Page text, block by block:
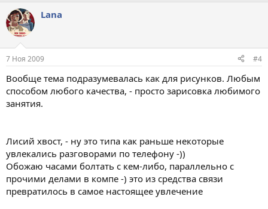
Lana
7 Ноя 2009 #4
Вообще тема подразумевалась как для рисунков. Любым
способом любого качества, - просто зарисовка любимого
занятия.
Лисий хвост, - ну это типа как раньше некоторые
увлекались разговорами по телефону -))
Обожаю часами болтать с кем-либо, параллельно с
прочими делами в компе -) это из средства связи
превратилось в самое настоящее увлечение